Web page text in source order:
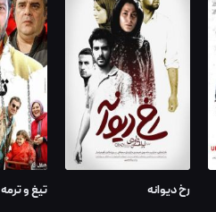
رخ دیوانه تیغ و ترمه